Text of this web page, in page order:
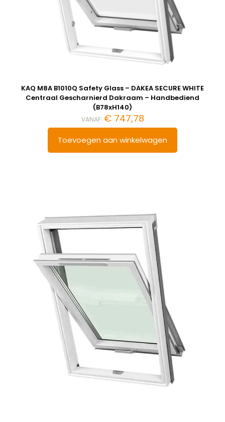
KAQ M8A B1010Q Safety Glass – DAKEA SECURE WHITE
Centraal Gescharnierd Dakraam – Handbediend
(B78xH140)
VANAF: €747,78
Toevoegen aan winkelwagen